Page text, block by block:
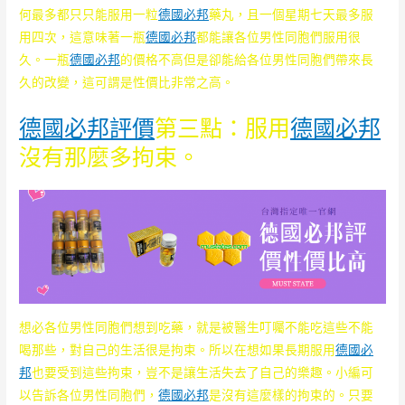
何最多都只只能服用一粒德國必邦藥丸，且一個星期七天最多服
用四次，這意味著一瓶德國必邦都能讓各位男性同胞們服用很
久。一瓶德國必邦的價格不高但是卻能給各位男性同胞們帶來長
久的改變，這可謂是性價比非常之高。
德國必邦評價第三點：服用德國必邦
沒有那麼多拘束。
想必各位男性同胞們想到吃藥，就是被醫生叮囑不能吃這些不能
喝那些，對自己的生活很是拘束。所以在想如果長期服用德國必
邦也要受到這些拘束，豈不是讓生活失去了自己的樂趣。小編可
以告訴各位男性同胞們，德國必邦是沒有這麼樣的拘束的。只要